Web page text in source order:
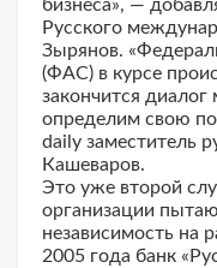
бизнеса», —
Русского
Зырянов.
(ФАС) в курсе
закончится
определим свою
daily заместитель
Кашеваров.
Это уже второй
организации
независимость на
2005 года банк